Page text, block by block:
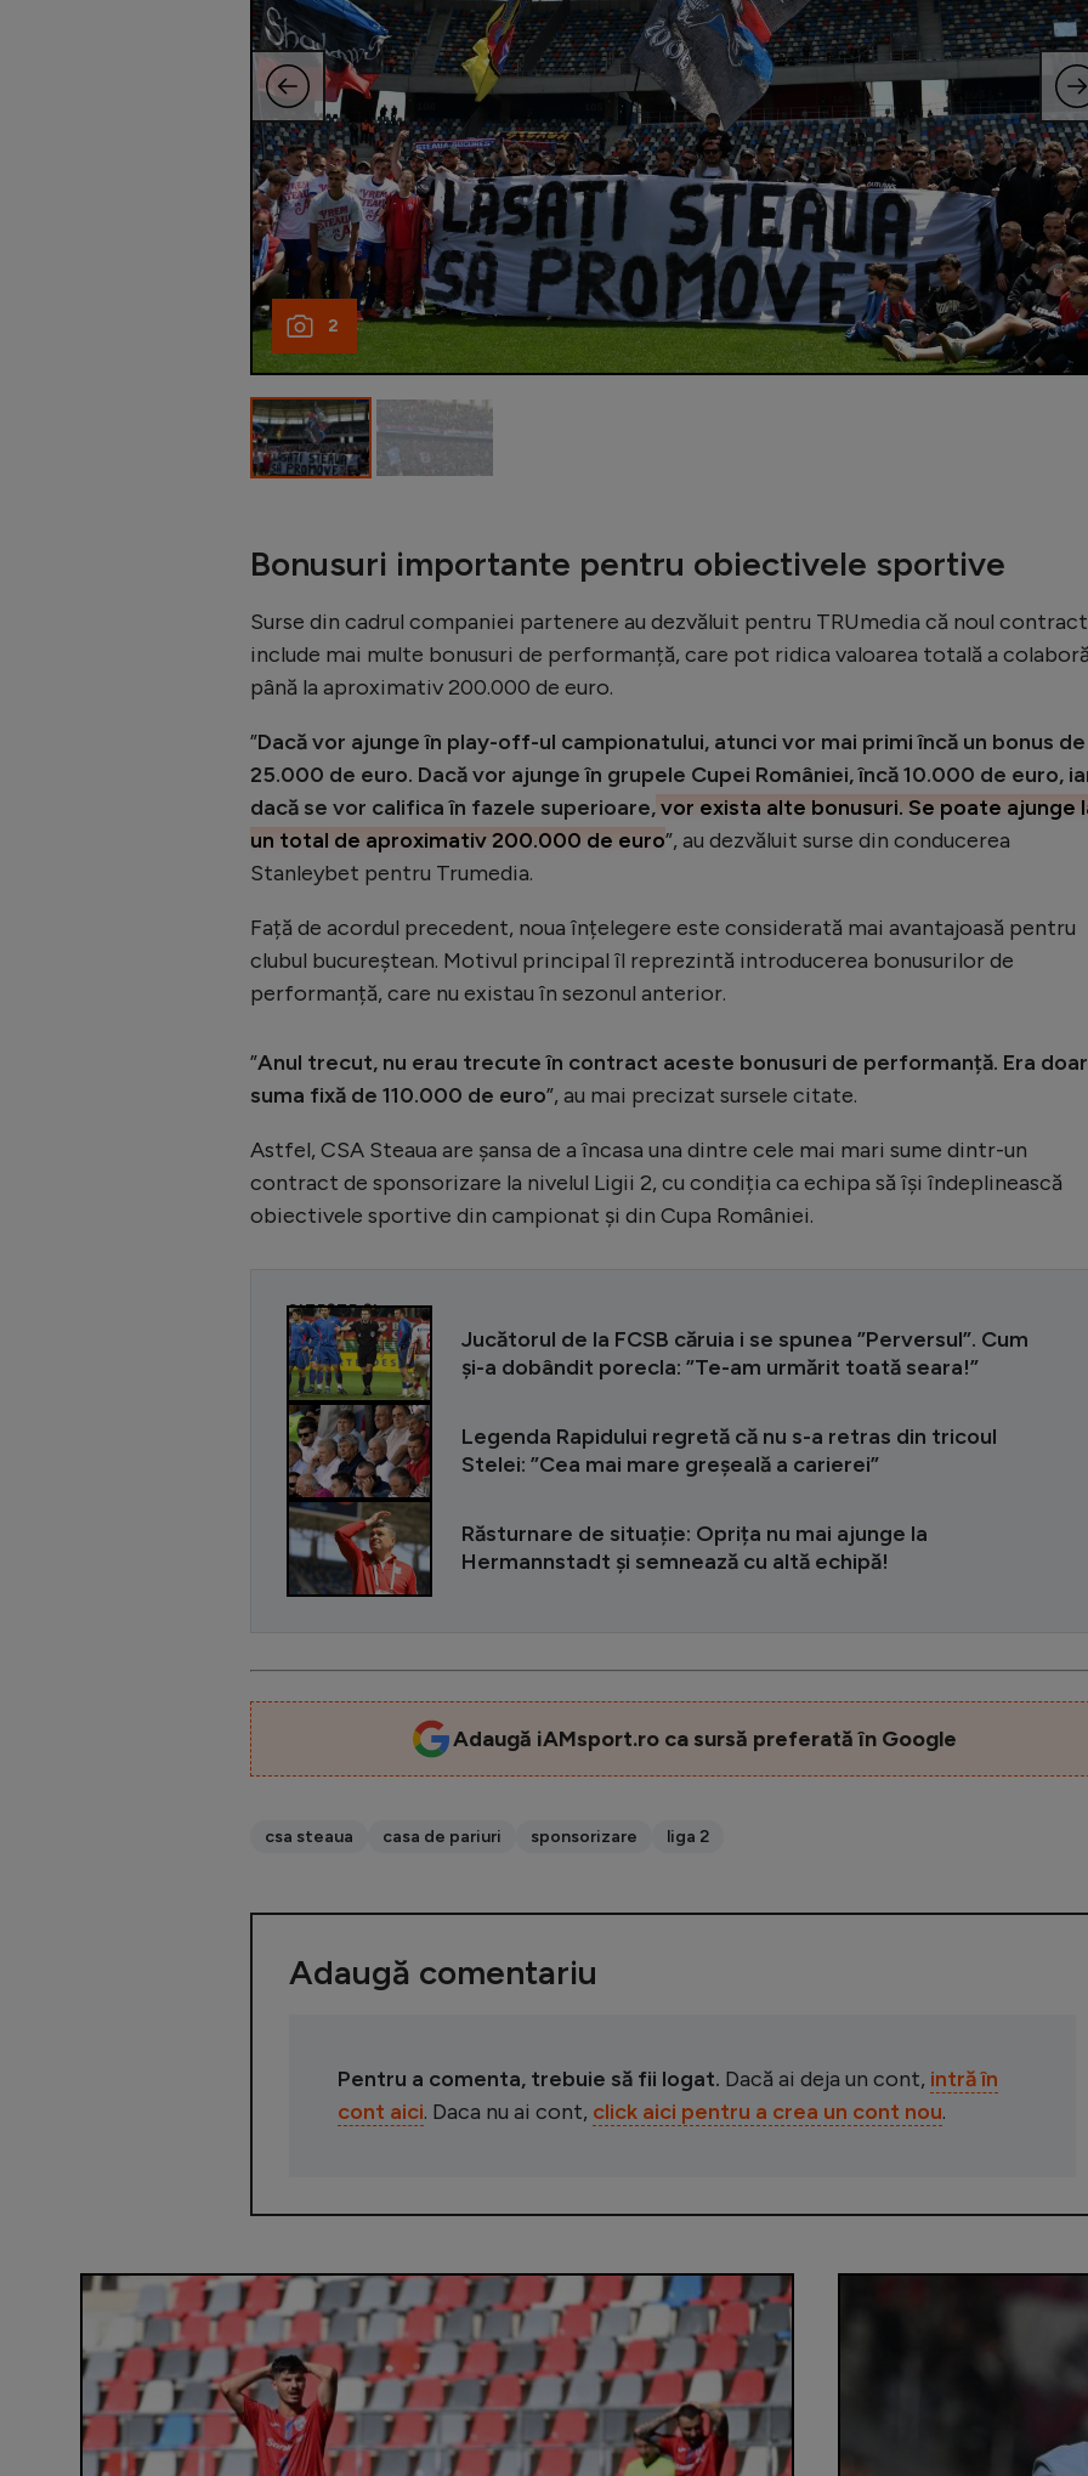
2
Bonusuri importante pentru obiectivele sportive
Surse din cadrul companiei partenere au dezvăluit pentru TRUmedia că noul contract
include mai multe bonusuri de performanță, care pot ridica valoarea totală a
până la aproximativ 200.000 de euro.
”Dacă vor ajunge în play-off-ul campionatului, atunci vor mai primi încă un bonus de
25.000 de euro. Dacă vor ajunge în grupele Cupei României, încă 10.000 de euro,
dacă se vor califica în fazele superioare,vor exista alte bonusuri. Se poate ajunge
un total de aproximativ 200.000 de euro”, au dezvăluit surse din conducerea
Stanleybet pentru Trumedia.
Față de acordul precedent, noua înțelegere este considerată mai avantajoasă pentru
clubul bucureștean. Motivul principal îl reprezintă introducerea bonusurilor de
performanță, care nu existau în sezonul anterior.
”Anul trecut, nu erau trecute în contract aceste bonusuri de performanță. Era doar
suma fixă de 110.000 de euro”, au mai precizat sursele citate.
Astfel, CSA Steaua are șansa de a încasa una dintre cele mai mari sume dintr-un
contract de sponsorizare la nivelul Ligii 2, cu condiția ca echipa să își îndeplinească
obiectivele sportive din campionat și din Cupa României.
CITEȘTE ȘI
Jucătorul de la FCSB căruia i se spunea ”Perversul”. Cum
și-a dobândit porecla: ”Te-am urmărit toată seara!”
Legenda Rapidului regretă că nu s-a retras din tricoul
Stelei: ”Cea mai mare greșeală a carierei”
Răsturnare de situație: Oprița nu mai ajunge la
Hermannstadt și semnează cu altă echipă!
Adaugă iAMsport.ro ca sursă preferată în Google
csa steaua casa de pariuri sponsorizare liga 2
Adaugă comentariu
Pentru a comenta, trebuie să fii logat. Dacă ai deja un cont, intră în
cont aici. Daca nu ai cont, click aici pentru a crea un cont nou.